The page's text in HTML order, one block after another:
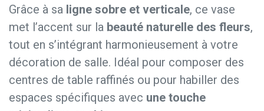
Grâce à sa ligne sobre et verticale, ce vase
met l’accent sur la beauté naturelle des fleurs,
tout en s’intégrant harmonieusement à votre
décoration de salle. Idéal pour composer des
centres de table raffinés ou pour habiller des
espaces spécifiques avec une touche